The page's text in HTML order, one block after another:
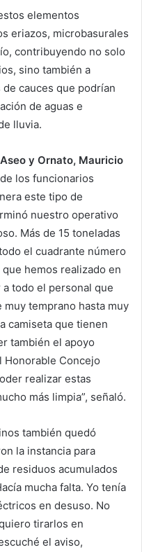
elementos
eriazos, microbasurales
contribuyendo no solo
sino también a
cauces que podrían
de aguas e
lluvia.
y Ornato, Mauricio
los funcionarios
este tipo de
nuestro operativo
Más de 15 toneladas
el cuadrante número
hemos realizado en
todo el personal que
temprano hasta muy
camiseta que tienen
también el apoyo
Honorable Concejo
realizar estas
más limpia”, señaló.
también quedó
la instancia para
residuos acumulados
mucha falta. Yo tenía
en desuso. No
tirarlos en
el aviso,